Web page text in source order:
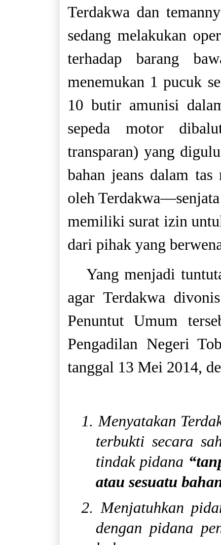
Terdakwa dan
sedang melakukan
terhadap barang
menemukan 1 pucuk
10 butir amunisi
sepeda motor
transparan) yang
bahan jeans dalam tas
oleh
memiliki surat izin
dari pihak yang
Yang menjadi
agar Terdakwa
Penuntut Umum
Pengadilan Negeri
tanggal 13 Mei 2014,
1. Menyatakan
terbukti secara
tindak pidana
atau sesuatu
2. Menjatuhkan
dengan pidana